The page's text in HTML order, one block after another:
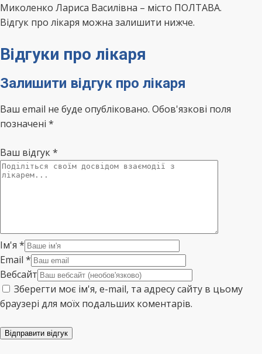
Миколенко Лариса Василівна – місто ПОЛТАВА.
Відгук про лікаря можна залишити нижче.
Відгуки про лікаря
Залишити відгук про лікаря
Ваш email не буде опубліковано. Обов'язкові поля
позначені *
Ваш відгук*
Ім'я *
Email *
Вебсайт
Зберегти моє ім'я, e-mail, та адресу сайту в цьому
браузері для моїх подальших коментарів.
Відправити відгук